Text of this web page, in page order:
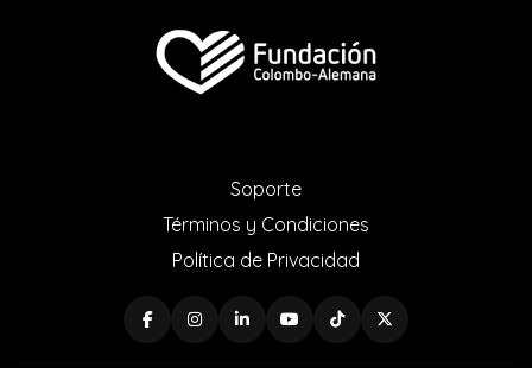
Soporte
Términos y Condiciones
Política de Privacidad